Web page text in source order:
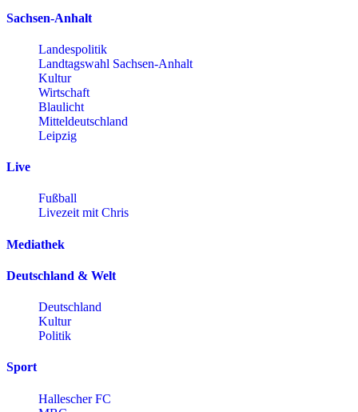
Sachsen-Anhalt
Landespolitik
Landtagswahl Sachsen-Anhalt
Kultur
Wirtschaft
Blaulicht
Mitteldeutschland
Leipzig
Live
Fußball
Livezeit mit Chris
Mediathek
Deutschland & Welt
Deutschland
Kultur
Politik
Sport
Hallescher FC